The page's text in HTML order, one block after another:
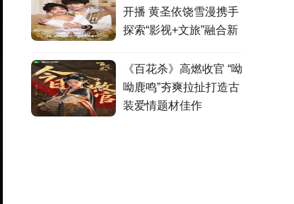
开播 黄圣依饶雪漫携手
探索“影视+文旅”融合新
《百花杀》高燃收官 “呦
呦鹿鸣”夯爽拉扯打造古
装爱情题材佳作